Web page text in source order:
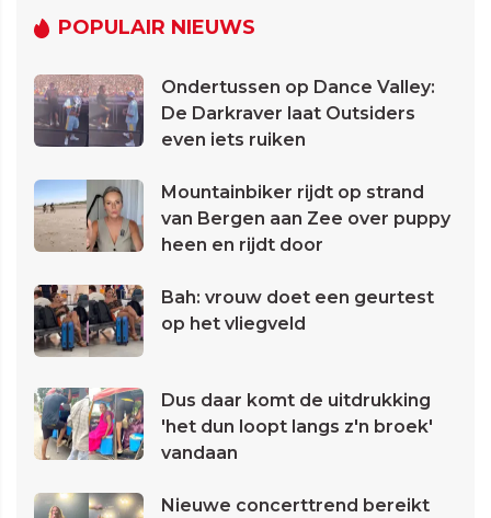
POPULAIR NIEUWS
Ondertussen op Dance Valley:
De Darkraver laat Outsiders
even iets ruiken
Mountainbiker rijdt op strand
van Bergen aan Zee over puppy
heen en rijdt door
Bah: vrouw doet een geurtest
op het vliegveld
Dus daar komt de uitdrukking
'het dun loopt langs z'n broek'
vandaan
Nieuwe concerttrend bereikt